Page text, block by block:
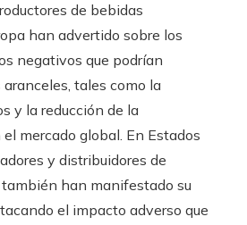
de bebidas
han advertido sobre los
negativos que podrían
tales como la
y la reducción de la
mercado global. En Estados
y distribuidores de
han manifestado su
el impacto adverso que